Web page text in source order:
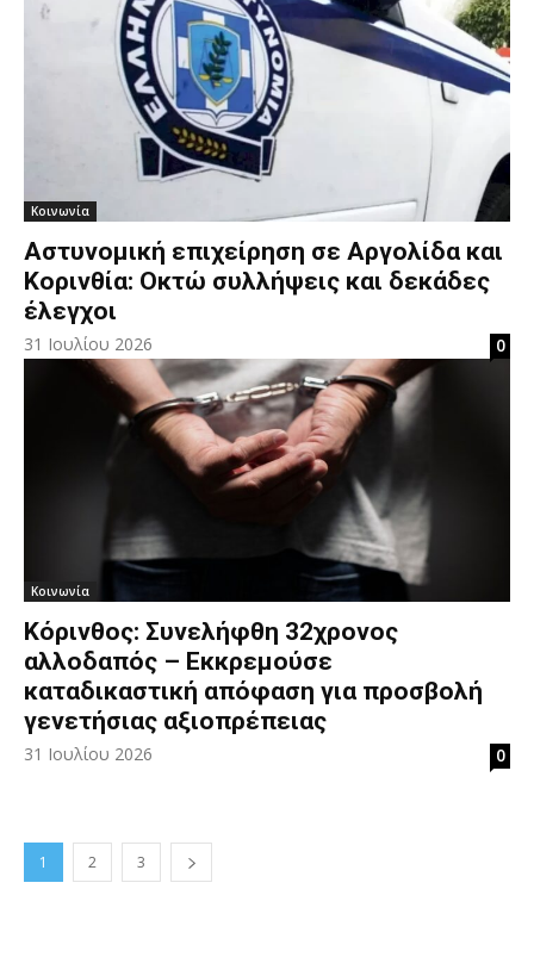
Κοινωνία
Αστυνομική επιχείρηση σε Αργολίδα και
Κορινθία: Οκτώ συλλήψεις και δεκάδες
έλεγχοι
31 Ιουλίου 2026 0
Κοινωνία
Κόρινθος: Συνελήφθη 32χρονος
αλλοδαπός – Εκκρεμούσε
καταδικαστική απόφαση για προσβολή
γενετήσιας αξιοπρέπειας
31 Ιουλίου 2026 0
1 2 3